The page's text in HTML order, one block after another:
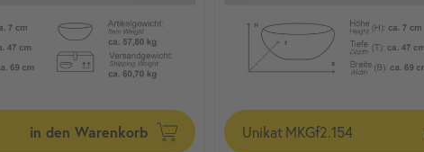
in den Warenkorb UnikatMKGf2.154